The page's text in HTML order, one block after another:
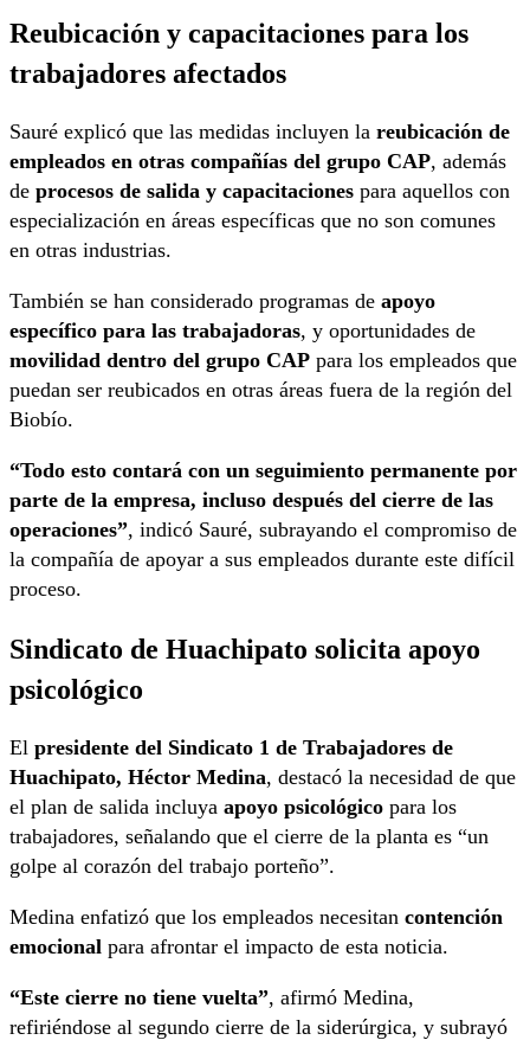
Reubicación y capacitaciones para los
trabajadores afectados
Sauré explicó que las medidas incluyen la reubicación de
empleados en otras compañías del grupo CAP, además
de procesos de salida y capacitaciones para aquellos con
especialización en áreas específicas que no son comunes
en otras industrias.
También se han considerado programas de apoyo
específico para las trabajadoras, y oportunidades de
movilidad dentro del grupo CAP para los empleados que
puedan ser reubicados en otras áreas fuera de la región del
Biobío.
“Todo esto contará con un seguimiento permanente por
parte de la empresa, incluso después del cierre de las
operaciones”, indicó Sauré, subrayando el compromiso de
la compañía de apoyar a sus empleados durante este difícil
proceso.
Sindicato de Huachipato solicita apoyo
psicológico
El presidente del Sindicato 1 de Trabajadores de
Huachipato, Héctor Medina, destacó la necesidad de que
el plan de salida incluya apoyo psicológico para los
trabajadores, señalando que el cierre de la planta es “un
golpe al corazón del trabajo porteño”.
Medina enfatizó que los empleados necesitan contención
emocional para afrontar el impacto de esta noticia.
“Este cierre no tiene vuelta”, afirmó Medina,
refiriéndose al segundo cierre de la siderúrgica, y subrayó